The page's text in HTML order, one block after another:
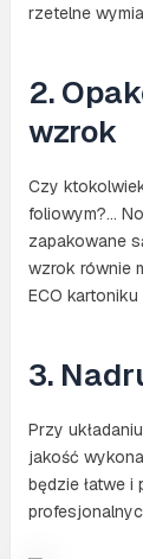
rzetelne
2.
wzrok
Czy
foliowym?…
zapakowane
wzrok równie
ECO
3.
Przy
jakość
będzie łatwe